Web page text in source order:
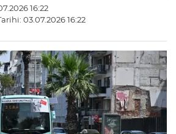
16:22
03.07.2026 16:22